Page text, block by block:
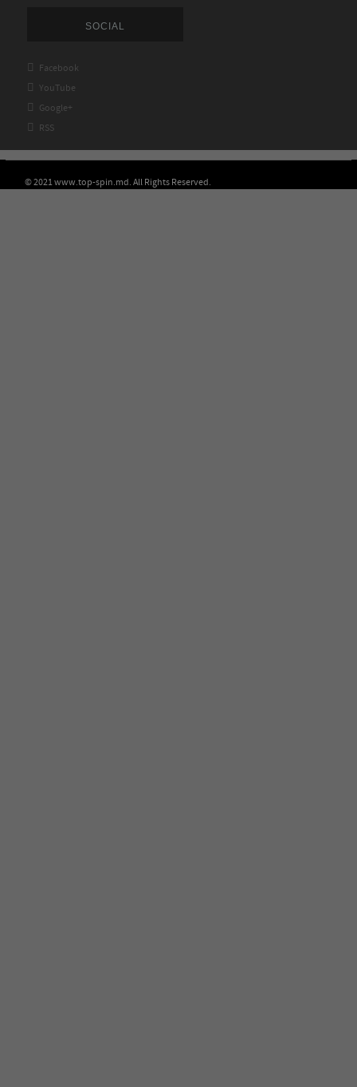
SOCIAL
 Facebook
 YouTube
 Google+
 RSS
© 2021 www.top-spin.md. All Rights Reserved.